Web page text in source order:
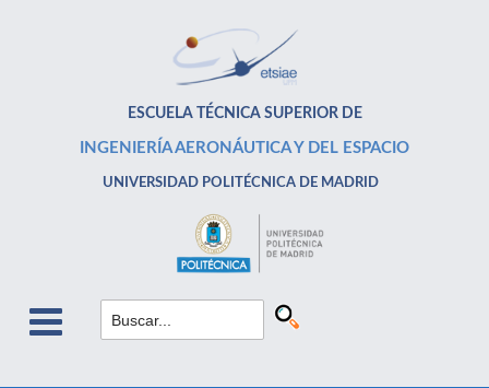
ESCUELA TÉCNICA SUPERIOR DE
INGENIERÍA AERONÁUTICA Y DEL ESPACIO
UNIVERSIDAD POLITÉCNICA DE MADRID